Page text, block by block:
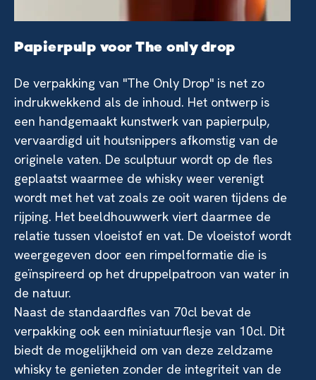
Papierpulp voor The only drop
De verpakking van "The Only Drop" is net zo
indrukwekkend als de inhoud. Het ontwerp is
een handgemaakt kunstwerk van papierpulp,
vervaardigd uit houtsnippers afkomstig van de
originele vaten. De sculptuur wordt op de fles
geplaatst waarmee de whisky weer verenigt
wordt met het vat zoals ze ooit waren tijdens de
rijping. Het beeldhouwwerk viert daarmee de
relatie tussen vloeistof en vat. De vloeistof wordt
weergegeven door een rimpelformatie die is
geïnspireerd op het druppelpatroon van water in
de natuur.
Naast de standaardfles van 70cl bevat de
verpakking ook een miniatuurflesje van 10cl. Dit
biedt de mogelijkheid om van deze zeldzame
whisky te genieten zonder de integriteit van de